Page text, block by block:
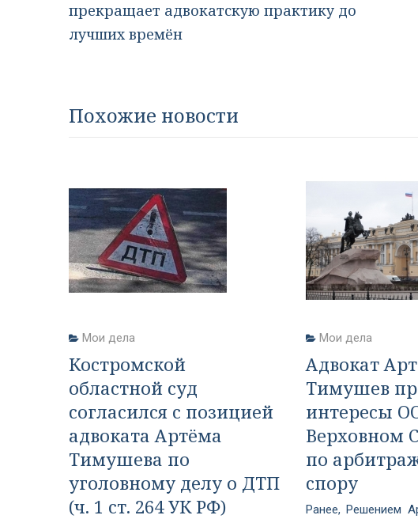
прекращает адвокатскую практику до
лучших времён
Похожие новости
Мои дела
Костромской
областной суд
согласился с позицией
адвоката Артёма
Тимушева по
уголовному делу о ДТП
(ч. 1 ст. 264 УК РФ)
Мои дела
Адвокат
Тимушев
интересы
Верховном
по
спору
Ранее, Решением